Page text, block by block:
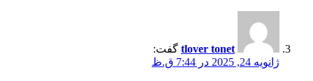
tlover tonet گفت:
ژانویه 24, 2025 در 7:44 ق.ظ